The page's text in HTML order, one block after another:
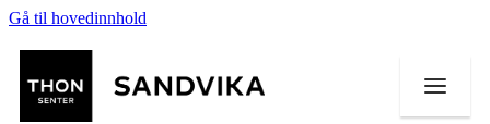
Gå til hovedinnhold